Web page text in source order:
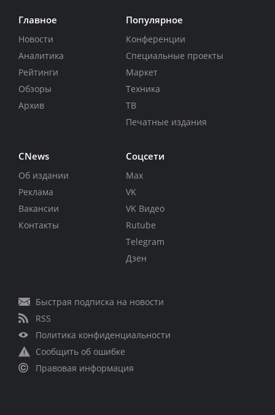
Главное
Новости
Аналитика
Рейтинги
Обзоры
Архив
Популярное
Конференции
Специальные проекты
Маркет
Техника
ТВ
Печатные издания
CNews
Об издании
Реклама
Вакансии
Контакты
Соцсети
Max
VK
VK Видео
Rutube
Telegram
Дзен
Быстрая подписка на новости
RSS
Политика конфиденциальности
Сообщить об ошибке
Правовая информация